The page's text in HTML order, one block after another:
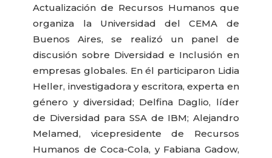
Actualización de Recursos Humanos que
organiza la Universidad del CEMA de
Buenos Aires, se realizó un panel de
discusión sobre Diversidad e Inclusión en
empresas globales. En él participaron Lidia
Heller, investigadora y escritora, experta en
género y diversidad; Delfina Daglio, líder
de Diversidad para SSA de IBM; Alejandro
Melamed, vicepresidente de Recursos
Humanos de Coca-Cola, y Fabiana Gadow,